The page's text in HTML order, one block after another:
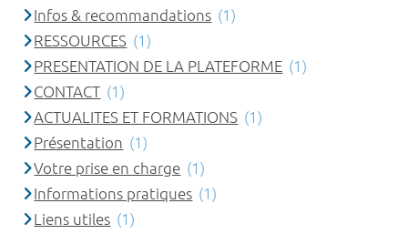
Infos & recommandations (1)
RESSOURCES (1)
PRESENTATION DE LA PLATEFORME (1)
CONTACT (1)
ACTUALITES ET FORMATIONS (1)
Présentation (1)
Votre prise en charge (1)
Informations pratiques (1)
Liens utiles (1)